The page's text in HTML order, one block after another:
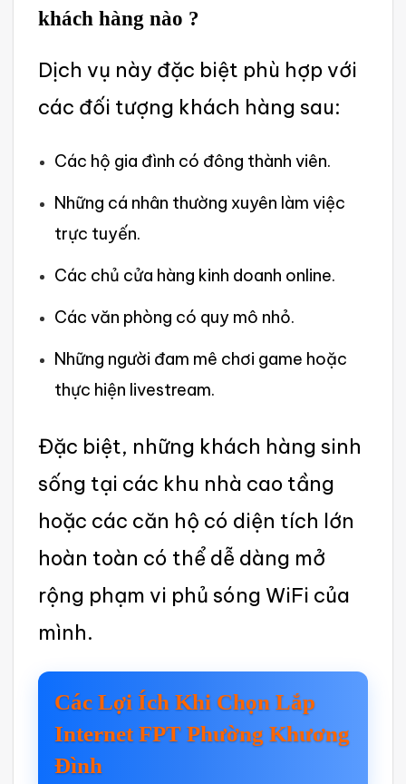
khách hàng nào ?
Dịch vụ này đặc biệt phù hợp với
các đối tượng khách hàng sau:
‌Các hộ gia đình có đông thành viên.
Những cá nhân thường xuyên làm việc
trực tuyến.‌
Các chủ cửa hàng kinh doanh online.‌
Các văn phòng có quy mô nhỏ.
Những người đam mê chơi game hoặc
thực hiện livestre‌am.
‌Đặc biệt, những khác‌h hàng sinh
sống tại các khu nhà cao tầng
hoặc các căn hộ có diện tích lớn
hoàn toàn có thể dễ dàng mở
rộng phạm vi phủ sóng WiFi của
mình.
Các Lợi Ích Khi Chọn Lắp
Interne‌t FPT Phường Khươn‌g
Đình